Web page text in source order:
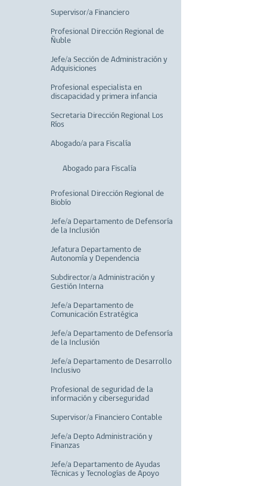
Supervisor/a Financiero
Profesional Dirección Regional de
Ñuble
Jefe/a Sección de Administración y
Adquisiciones
Profesional especialista en
discapacidad y primera infancia
Secretaria Dirección Regional Los
Ríos
Abogado/a para Fiscalía
Abogado para Fiscalía
Profesional Dirección Regional de
Biobío
Jefe/a Departamento de Defensoría
de la Inclusión
Jefatura Departamento de
Autonomía y Dependencia
Subdirector/a Administración y
Gestión Interna
Jefe/a Departamento de
Comunicación Estratégica
Jefe/a Departamento de Defensoría
de la Inclusión
Jefe/a Departamento de Desarrollo
Inclusivo
Profesional de seguridad de la
información y ciberseguridad
Supervisor/a Financiero Contable
Jefe/a Depto Administración y
Finanzas
Jefe/a Departamento de Ayudas
Técnicas y Tecnologías de Apoyo